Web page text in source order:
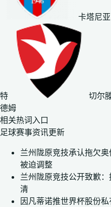
卡塔尼亚
特 切尔
德姆
相关热词入口
足球赛事资讯更新
兰州陇原竞技承认拖欠
被迫调整
兰州陇原竞技公开致歉
清
因凡蒂诺推世界杯股份